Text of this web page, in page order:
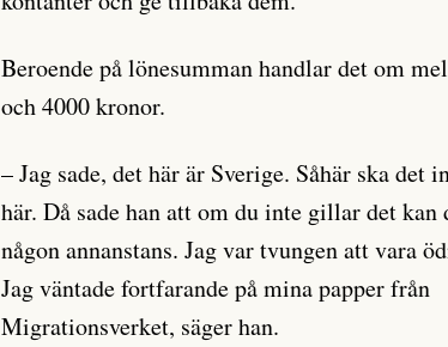
Beroende på lönesumman handlar det om
och 4000 kronor.
– Jag sade, det här är Sverige. Såhär ska det
här. Då sade han att om du inte gillar det kan
någon annanstans. Jag var tvungen att vara
Jag väntade fortfarande på mina papper från
Migrationsverket, säger han.